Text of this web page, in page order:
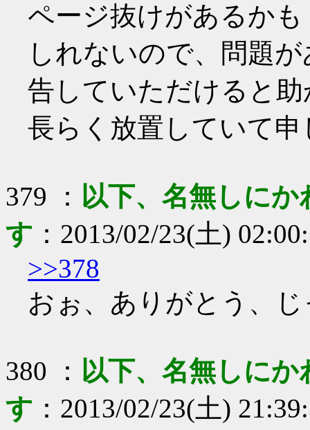
ページ抜けがあるかも
しれないので、問題
告していただけると
長らく放置していて
379 ： 以下、名無しに
す ： 2013/02/23(土)
>>378
おぉ、ありがとう、
380 ： 以下、名無しに
す ： 2013/02/23(土)